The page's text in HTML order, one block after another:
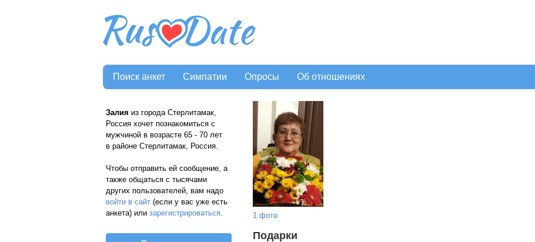
Поиск анкет Симпатии Опросы Об отношениях
Залия из города Стерлитамак,
Россия хочет познакомиться с
мужчиной в возрасте 65 - 70 лет
в районе Стерлитамак, Россия.
Чтобы отправить ей сообщение, а
также общаться с тысячами
других пользователей, вам надо
войти в сайт (если у вас уже есть
анкета) или зарегистрироваться. 1 фото
Подарки